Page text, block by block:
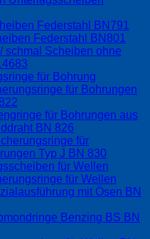
Federstahl BN791
Federstahl BN801
schmal Scheiben ohne
für Bohrung
für Bohrungen
für Bohrungen aus
BN 826
für
Typ J BN 830
für Wellen
für Wellen
mit Ösen BN
Benzing BS BN